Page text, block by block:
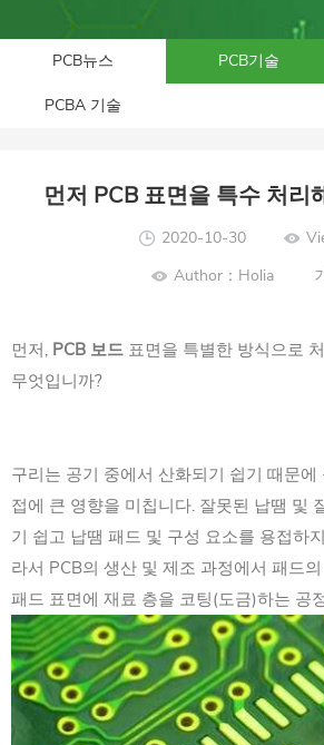
PCB뉴스 PCB기술
PCBA 기술
먼저 PCB 표면을 특수 처리
2020-10-30
Author：Holia
먼저, PCB 보드 표면을 특별한 방식으로
무엇입니까?
구리는 공기 중에서 산화되기 쉽기 때문
접에 큰 영향을 미칩니다. 잘못된 납땜 및
기 쉽고 납땜 패드 및 구성 요소를 용접하
라서 PCB의 생산 및 제조 과정에서 패드
패드 표면에 재료 층을 코팅(도금)하는 공